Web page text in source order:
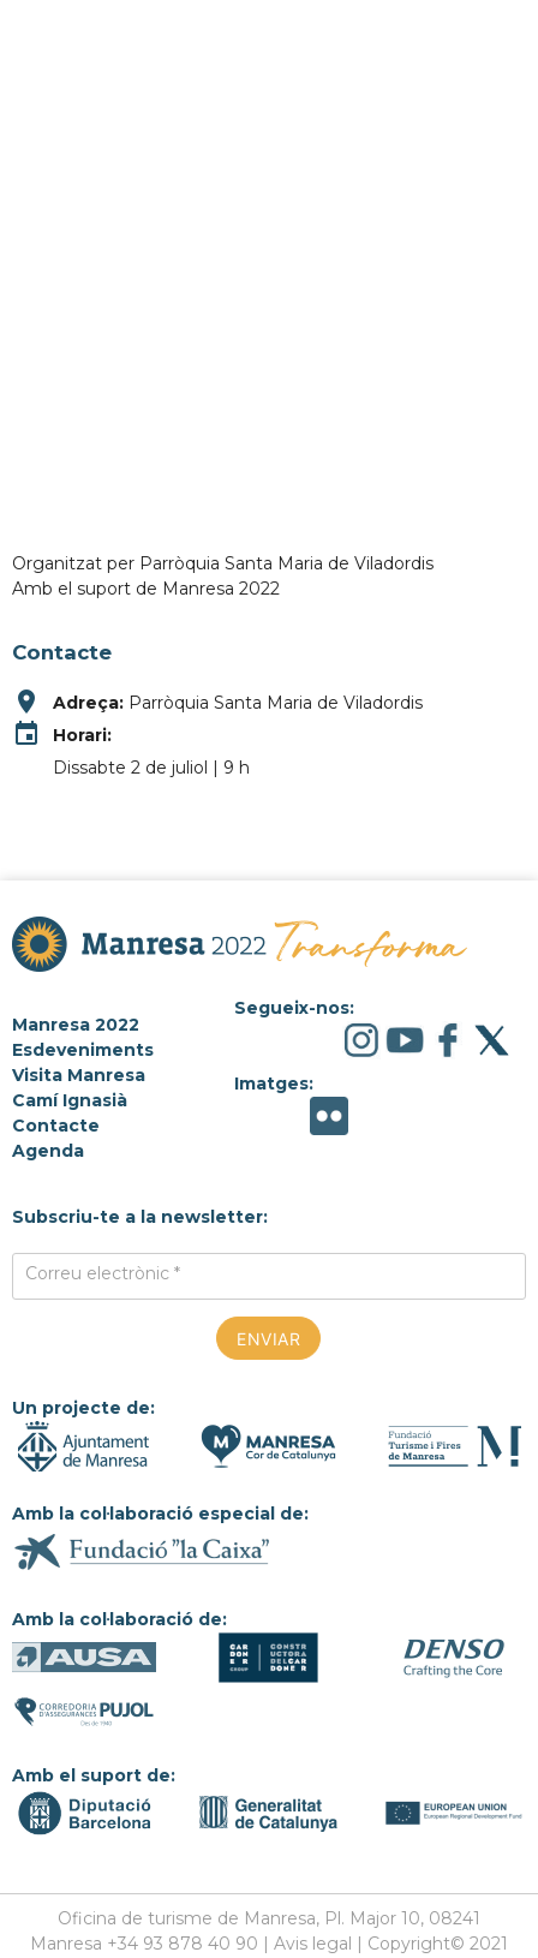
Organitzat per Parròquia Santa Maria de Viladordis
Amb el suport de Manresa 2022
Contacte
place Adreça: Parròquia Santa Maria de Viladordis
event
Horari:
Dissabte 2 de juliol | 9 h
Manresa 2022
Esdeveniments
Visita Manresa
Camí Ignasià
Contacte
Agenda
Segueix-nos:
Imatges:
Subscriu-te a la newsletter:
Correu electrònic *
Un projecte de:
Amb la col·laboració especial de:
Amb la col·laboració de:
Amb el suport de:
Oficina de turisme de Manresa, Pl. Major 10, 08241
Manresa +34 93 878 40 90 | Avis legal | Copyright© 2021